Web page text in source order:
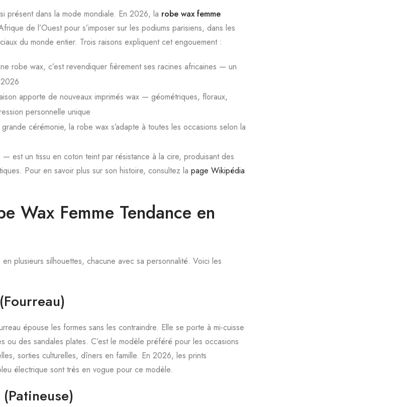
présent dans la mode mondiale. En 2026, la robe wax femme
de l’Ouest pour s’imposer sur les podiums parisiens, dans les
du monde entier. Trois raisons expliquent cet engouement :
robe wax, c’est revendiquer fièrement ses racines africaines — un
apporte de nouveaux imprimés wax — géométriques, floraux,
personnelle unique
cérémonie, la robe wax s’adapte à toutes les occasions selon la
est un tissu en coton teint par résistance à la cire, produisant des
Pour en savoir plus sur son histoire, consultez la page Wikipédia
Wax Femme Tendance en
plusieurs silhouettes, chacune avec sa personnalité. Voici les
épouse les formes sans les contraindre. Elle se porte à mi-cuisse
ou des sandales plates. C’est le modèle préféré pour les occasions
sorties culturelles, dîners en famille. En 2026, les prints
électrique sont très en vogue pour ce modèle.